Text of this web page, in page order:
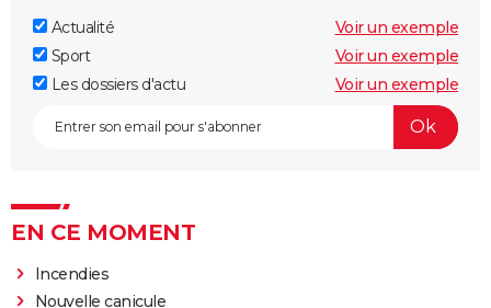
Actualité
Voir un exemple
Sport
Voir un exemple
Les dossiers d'actu
Voir un exemple
EN CE MOMENT
Incendies
Nouvelle canicule